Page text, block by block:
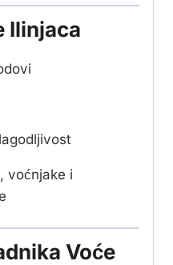
Ilinjaca
voćnjake i
Voće